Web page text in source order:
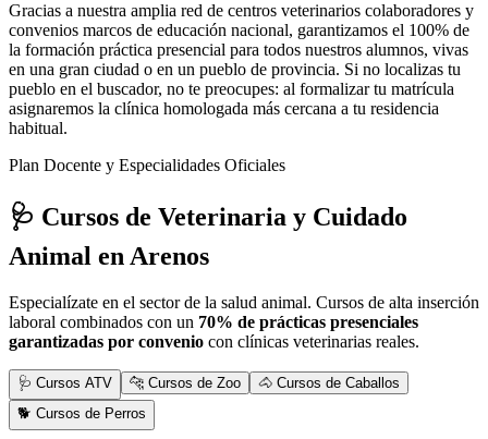
Gracias a nuestra amplia red de centros veterinarios colaboradores y
convenios marcos de educación nacional, garantizamos el 100% de
la formación práctica presencial para todos nuestros alumnos, vivas
en una gran ciudad o en un pueblo de provincia. Si no localizas tu
pueblo en el buscador, no te preocupes: al formalizar tu matrícula
asignaremos la clínica homologada más cercana a tu residencia
habitual.
Plan Docente y Especialidades Oficiales
🩺 Cursos de Veterinaria y Cuidado
Animal en Arenos
Especialízate en el sector de la salud animal. Cursos de alta inserción
laboral combinados con un 70% de prácticas presenciales
garantizadas por convenio con clínicas veterinarias reales.
🩺 Cursos ATV 🐆 Cursos de Zoo
🐴 Cursos de Caballos
🐕 Cursos de Perros